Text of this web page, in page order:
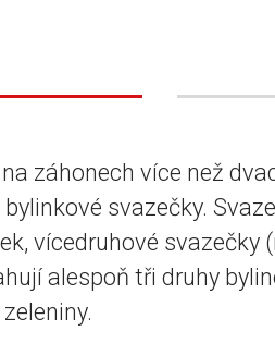
záhonech více než
svazečky.
vícedruhové svazečky
alespoň tři druhy